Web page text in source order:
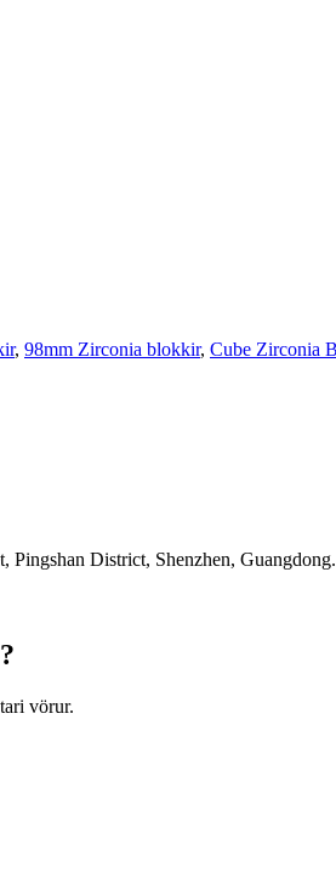
, 98mm Zirconia blokkir, Cube Zirconia
District, Shenzhen, Guangdong.
vörur.